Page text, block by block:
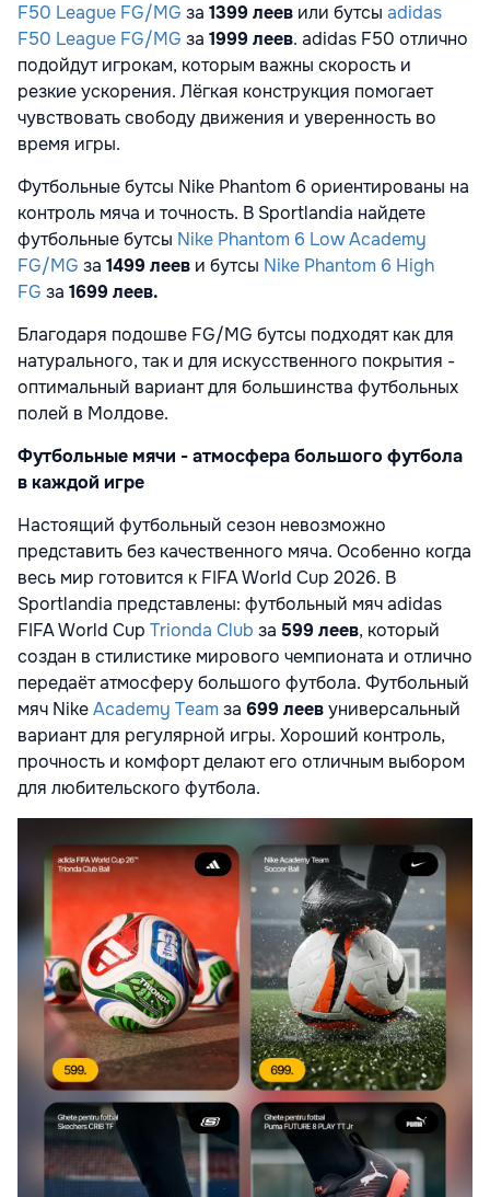
F50 League FG/MG за 1399 леев или бутсы adidas
F50 League FG/MG за 1999 леев. adidas F50 отлично
подойдут игрокам, которым важны скорость и
резкие ускорения. Лёгкая конструкция помогает
чувствовать свободу движения и уверенность во
время игры.
Футбольные бутсы Nike Phantom 6 ориентированы на
контроль мяча и точность. В Sportlandia найдете
футбольные бутсы Nike Phantom 6 Low Academy
FG/MG за 1499 леев и бутсы Nike Phantom 6 High
FG за 1699 леев.
Благодаря подошве FG/MG бутсы подходят как для
натурального, так и для искусственного покрытия -
оптимальный вариант для большинства футбольных
полей в Молдове.
Футбольные мячи - атмосфера большого футбола
в каждой игре
Настоящий футбольный сезон невозможно
представить без качественного мяча. Особенно когда
весь мир готовится к FIFA World Cup 2026. В
Sportlandia представлены: футбольный мяч adidas
FIFA World Cup Trionda Club за 599 леев, который
создан в стилистике мирового чемпионата и отлично
передаёт атмосферу большого футбола. Футбольный
мяч NikeAcademy Team за 699 леевуниверсальный
вариант для регулярной игры. Хороший контроль,
прочность и комфорт делают его отличным выбором
для любительского футбола.